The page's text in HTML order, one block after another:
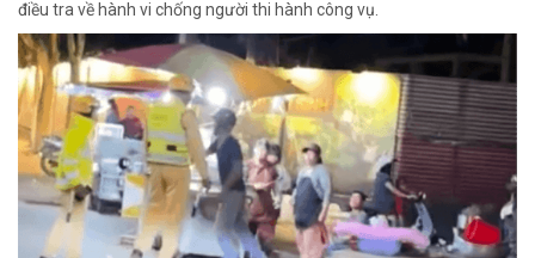
điều tra về hành vi chống người thi hành công vụ.